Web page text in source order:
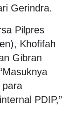
Gerindra.
Pilpres
Khofifah
Gibran
para
PDIP,”